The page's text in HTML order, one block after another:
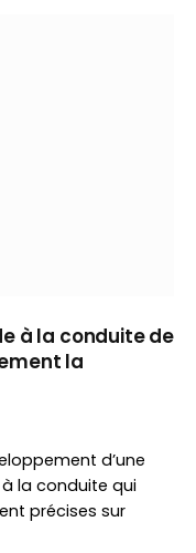
à la conduite de
la
d’une
la conduite qui
précises sur